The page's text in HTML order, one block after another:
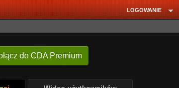
LOGOWANIE
do CDA Premium